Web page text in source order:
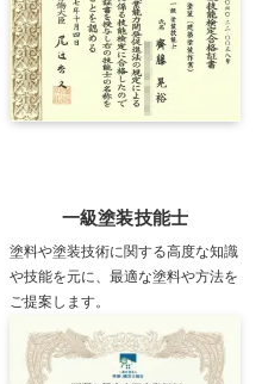
一級塗装技能士
塗料や塗装技術に関する高度な知識
や技能を元に、最適な塗料や方法を
ご提案します。